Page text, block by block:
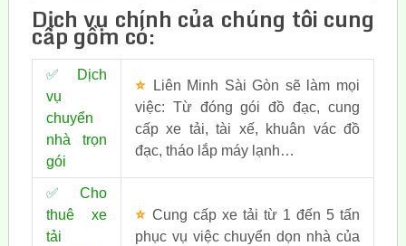
Dịch vụ chính của chúng tôi cung
cấp gồm có:
✅
Dịch
vụ
chuyển
nhà trọn
gói
⭐
Liên Minh Sài Gòn sẽ làm mọi
việc: Từ đóng gói đồ đạc, cung
cấp xe tải, tài xế, khuân vác đồ
đạc, tháo lắp máy lạnh…
✅
Cho
thuê xe
tải
⭐ Cung cấp xe tải từ 1 đến 5 tấn
phục vụ việc chuyển dọn nhà của